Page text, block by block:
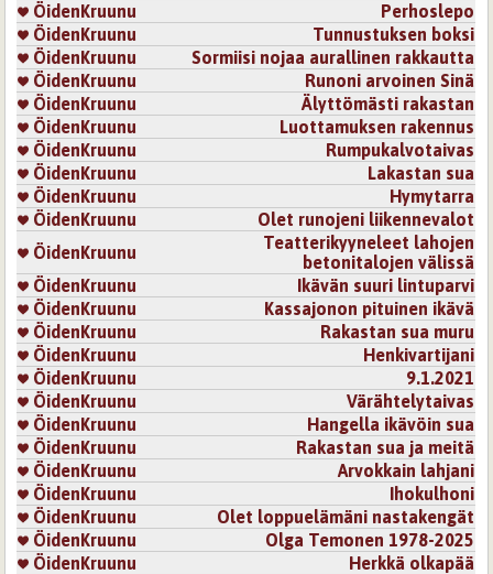
6.10.2007 0:00FeAlo
ihana<33
Kirjaudutairekisteröidy kommentoidaksesi
7.10.2007 0:00Serena
Mitä enemmän luin runoasi, sitä enemmän ihastuin.
Kertakaikkiaan sydämeen sulava alusta loppuun.
Otsikko myös todella kaunis:)))
Kirjaudutairekisteröidy kommentoidaksesi
7.10.2007 0:00alinna
Koskettavan kaunis!
Kirjaudutairekisteröidykommentoidaksesi
Sivut
ÖidenKruunu
Perhoslepo
ÖidenKruunu
Tunnustuksen boksi
ÖidenKruunu
Sormiisi nojaa aurallinen rakkautta
ÖidenKruunu
Runoni arvoinen Sinä
ÖidenKruunu
Älyttömästi rakastan
ÖidenKruunu
Luottamuksen rakennus
ÖidenKruunu
Rumpukalvotaivas
ÖidenKruunu
Lakastan sua
ÖidenKruunu
Hymytarra
ÖidenKruunu
Olet runojeni liikennevalot
ÖidenKruunu
Teatterikyyneleet lahojen
betonitalojen välissä
ÖidenKruunu
Ikävän suuri lintuparvi
ÖidenKruunu
Kassajonon pituinen ikävä
ÖidenKruunu
Rakastan sua muru
ÖidenKruunu
Henkivartijani
ÖidenKruunu
9.1.2021
ÖidenKruunu
Värähtelytaivas
ÖidenKruunu
Hangella ikävöin sua
ÖidenKruunu
Rakastan sua ja meitä
ÖidenKruunu
Arvokkain lahjani
ÖidenKruunu
Ihokulhoni
ÖidenKruunu
Olet loppuelämäni nastakengät
ÖidenKruunu
Olga Temonen 1978-2025
ÖidenKruunu
Herkkä olkapää